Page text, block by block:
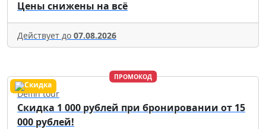
Цены снижены на всё
Действует до 07.08.2026
ПРОМОКОД
Delfin tour
Скидка 1 000 рублей при бронировании от 15
000 рублей!